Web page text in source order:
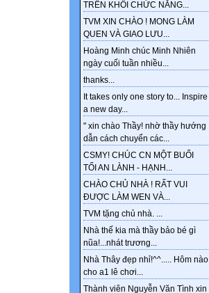
TRÊN KHỐI CHỨC NĂNG...
TVM XIN CHÀO ! MONG LÀM
QUEN VÀ GIAO LƯU...
Hoàng Minh chúc Minh Nhiên
ngày cuối tuần nhiều...
thanks...
It takes only one story to... Inspire
a new day...
" xin chào Thầy! nhờ thầy hướng
dẫn cách chuyển các...
CSMY! CHÚC CN MỘT BUỔI
TỐI AN LÀNH - HẠNH...
CHÀO CHỦ NHÀ ! RẤT VUI
ĐƯỢC LÀM WEN VÀ...
TVM tặng chủ nhà. ...
Nhà thế kia mà thầy bảo bé gì
nũa!...nhát trương...
Nhà Thây đẹp nhỉ!^^..... Hôm nào
cho a1 lê chơi...
Thành viên Nguyễn Văn Tình xin